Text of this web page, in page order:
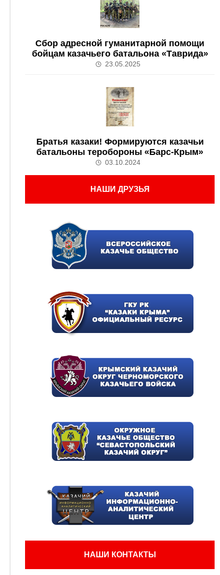
Сбор адресной гуманитарной помощи
бойцам казачьего батальона «Таврида»
23.05.2025
Братья казаки! Формируются казачьи
батальоны теробороны «Барс-Крым»
03.10.2024
НАШИ ДРУЗЬЯ
НАШИ КОНТАКТЫ